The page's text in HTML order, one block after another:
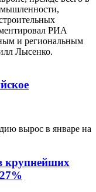
РИА
и региональным
Лысенко.
вырос в январе на
крупнейших